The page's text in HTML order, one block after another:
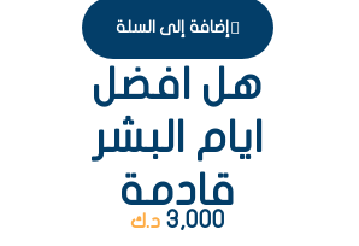
إضافة إلى السلة
هل افضل
ايام البشر
قادمة
3,000 د.ك